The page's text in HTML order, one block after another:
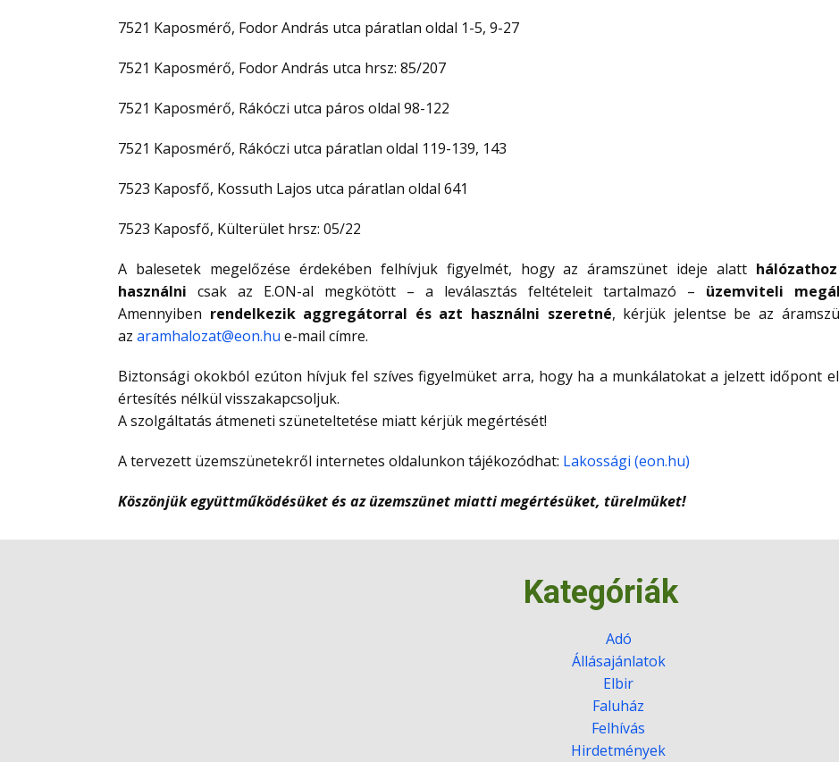
7521 Kaposmérő, Fodor András utca páratlan oldal 1-5, 9-27
7521 Kaposmérő, Fodor András utca hrsz: 85/207
7521 Kaposmérő, Rákóczi utca páros oldal 98-122
7521 Kaposmérő, Rákóczi utca páratlan oldal 119-139, 143
7523 Kaposfő, Kossuth Lajos utca páratlan oldal 641
7523 Kaposfő, Külterület hrsz: 05/22
A balesetek megelőzése érdekében felhívjuk figyelmét, hogy az áramszünet ideje alatt
használni csak az E.ON-al megkötött – a leválasztás feltételeit tartalmazó – üzemviteli
Amennyiben rendelkezik aggregátorral és azt használni szeretné, kérjük jelentse be az
az aramhalozat@eon.hu e-mail címre.
Biztonsági okokból ezúton hívjuk fel szíves figyelmüket arra, hogy ha a munkálatokat a jelzett időpont
értesítés nélkül visszakapcsoljuk.
A szolgáltatás átmeneti szüneteltetése miatt kérjük megértését!
A tervezett üzemszünetekről internetes oldalunkon tájékozódhat: Lakossági (eon.hu)
Köszönjük együttműködésüket és az üzemszünet miatti megértésüket, türelmüket!
Kategóriák
Adó
Állásajánlatok
Elbir
Faluház
Felhívás
Hirdetmények